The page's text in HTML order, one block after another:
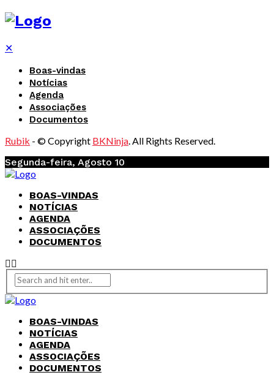
✕
Boas-vindas
Notícias
Agenda
Associações
Documentos
Rubik - © Copyright BKNinja. All Rights Reserved.
Segunda-feira, Agosto 10
BOAS-VINDAS
NOTÍCIAS
AGENDA
ASSOCIAÇÕES
DOCUMENTOS
BOAS-VINDAS
NOTÍCIAS
AGENDA
ASSOCIAÇÕES
DOCUMENTOS